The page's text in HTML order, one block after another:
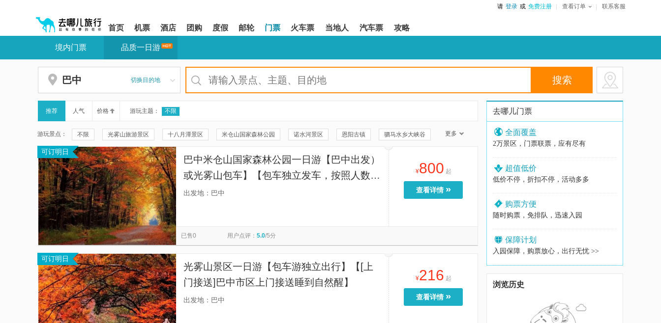
您
站
区,
本
有
6
模
块,
按
下
Tab
键
浏
览
信
息
请 登录 或 免费注册 查看订单 联系客服
首页 机票 酒店 团购 度假 邮轮 门票 火车票 当地人 汽车票 攻略
您
站
区
境内门票 品质一日游
巴中 切换目的地
推荐 人气 价格 游玩主题： 不限
游玩景点： 不限 光雾山旅游景区 十八月潭景区 米仓山国家森林公园 诺水河景区 恩阳古镇 驷马水乡大峡谷
巴中桃花山庄 光雾山运动主题乐园 巴灵台旅游风景区
燕子岭观景点 红山崖 四川光雾山-诺水河国家地质公园诺水河园区 川陕革命根据地博物馆 南龛风景区
科普大视界 水宁寺摩崖造像 三道关景点
诺水河地质博物馆 天舟园田园综合体 神牛溪景区
仙河温泉 红寺湖 巴中城市广场 诺水洞漂流
更多
可订明日
巴中米仓山国家森林公园一日游【巴中出发）
或光雾山包车】【包车独立发车，按照人数选
择车型，价格指的是一辆车的价格，独立包车
出发地：巴中
¥800 起
查看详情 »
已售0 用户点评： 5.0/5分
可订明日
光雾山景区一日游【包车游独立出行】【[上
门接送]巴中市区上门接送睡到自然醒】
出发地：巴中
¥216 起
查看详情 »
去哪儿门票
全面覆盖
2万景区，门票联票，应有尽有
超值低价
低价不停，折扣不停，活动多多
购票方便
随时购票，免排队，迅速入园
保障计划
入园保障，购票放心，出行无忧 >>
浏览历史